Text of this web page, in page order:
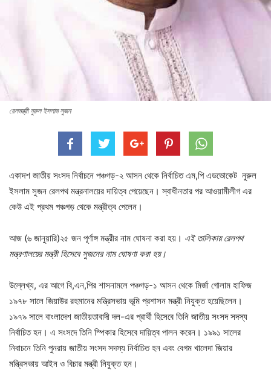
রেলমন্ত্রী নুরুল ইসলাম সুজন
একাদশ জাতীয় সংসদ নির্বাচনে পঞ্চগড়-২ আসন থেকে নির্বাচিত এম,পি এডভোকেট নুরুল
ইসলাম সুজন রেলপথ মন্ত্রনালয়ের দায়িত্ব পেয়েছেন। স্বাধীনতার পর আওয়ামীলীগ এর
কেউ এই প্রথম পঞ্চগড় থেকে মন্ত্রীত্ব পেলেন।
আজ (৬ জানুয়ারি)২৫ জন পূর্ণাঙ্গ মন্ত্রীর নাম ঘোষনা করা হয়। এই তালিকায় রেলপথ
মন্ত্রণালয়ের মন্ত্রী হিসেবে সুজনের নাম ঘোষণা করা হয়।
উল্লেখ্য, এর আগে বি,এন,পির শাসনামলে পঞ্চগড়-১ আসন থেকে মির্জা গোলাম হাফিজ
১৯৭৮ সালে জিয়াউর রহমানের মন্ত্রিসভায় ভূমি প্রশাসন মন্ত্রী নিযুক্ত হয়েছিলেন।
১৯৭৯ সালে বাংলাদেশ জাতীয়তাবাদী দল-এর প্রার্থী হিসেবে তিনি জাতীয় সংসদ সদস্য
নির্বাচিত হন। এ সংসদে তিনি স্পিকার হিসেবে দায়িত্ব পালন করেন। ১৯৯১ সালের
নিবাচনে তিনি পুনরায় জাতীয় সংসদ সদস্য নির্বাচিত হন এবং বেগম খালেদা জিয়ার
মন্ত্রিসভায় আইন ও বিচার মন্ত্রী নিযুক্ত হন।